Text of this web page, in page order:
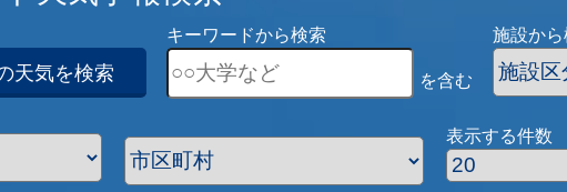
天気を検索
キーワードから検索
を含む
施設か
表示する件数